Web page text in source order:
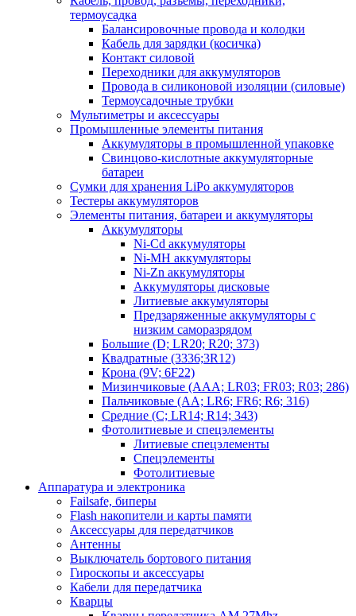
термоусадка
Балансировочные провода и колодки
Кабель для зарядки (косичка)
Контакт силовой
Переходники для аккумуляторов
Провода в силиконовой изоляции (силовые)
Термоусадочные трубки
Мультиметры и аксессуары
Промышленные элементы питания
Аккумуляторы в промышленной упаковке
Свинцово-кислотные аккумуляторные
батареи
Сумки для хранения LiPo аккумуляторов
Тестеры аккумуляторов
Элементы питания, батареи и аккумуляторы
Аккумуляторы
Ni-Cd аккумуляторы
Ni-MH аккумуляторы
Ni-Zn аккумуляторы
Аккумуляторы дисковые
Литиевые аккумуляторы
Предзаряженные аккумуляторы с
низким саморазрядом
Большие (D; LR20; R20; 373)
Квадратные (3336;3R12)
Крона (9V; 6F22)
Мизинчиковые (AAA; LR03; FR03; R03; 286)
Пальчиковые (AA; LR6; FR6; R6; 316)
Средние (C; LR14; R14; 343)
Фотолитиевые и спецэлементы
Литиевые спецэлементы
Спецэлементы
Фотолитиевые
Аппаратура и электроника
Failsafe, биперы
Flash накопители и карты памяти
Аксессуары для передатчиков
Антенны
Выключатель бортового питания
Гироскопы и аксессуары
Кабели для передатчика
Кварцы